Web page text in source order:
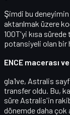
Şimdi bu deneyimin
aktarılmak üzere
100T'yi kısa
potansiyeli olan bir
ENCE macerası
gla1ve, Astralis
transfer oldu. Bu,
süre Astralis'in
dönemde daha çok